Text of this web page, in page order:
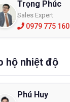
Trọng Phúc
Sales Expert
0979 775 160
hộ nhiệt độ
Phú Huy